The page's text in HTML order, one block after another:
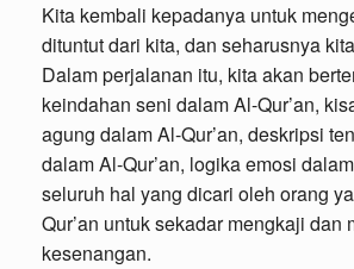
Kita kembali kepadanya untuk
dituntut dari kita, dan seharusnya
Dalam perjalanan itu, kita akan
keindahan seni dalam Al-Qur’an,
agung dalam Al-Qur’an, deskripsi
dalam Al-Qur’an, logika emosi
seluruh hal yang dicari oleh orang
Qur’an untuk sekadar mengkaji dan
kesenangan.